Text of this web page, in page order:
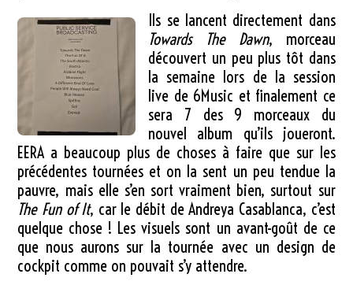
Ils se lancent directement dans
Towards The Dawn, morceau
découvert un peu plus tôt dans
la semaine lors de la session
live de 6Music et finalement ce
sera 7 des 9 morceaux du
nouvel album qu’ils joueront.
EERA a beaucoup plus de choses à faire que sur les
précédentes tournées et on la sent un peu tendue la
pauvre, mais elle s’en sort vraiment bien, surtout sur
The Fun of It, car le débit de Andreya Casablanca, c’est
quelque chose ! Les visuels sont un avant-goût de ce
que nous aurons sur la tournée avec un design de
cockpit comme on pouvait s’y attendre.